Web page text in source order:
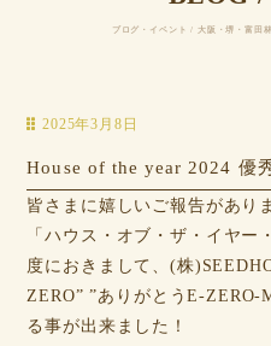
ブログ・イベント / 大阪・堺・富田
2025年3月8日
House of the year 2024 優
皆さまに嬉しいご報告があり
「ハウス・オブ・ザ・イヤー
度におきまして、(株
ZERO” ”ありがとうE-
る事が出来ました！